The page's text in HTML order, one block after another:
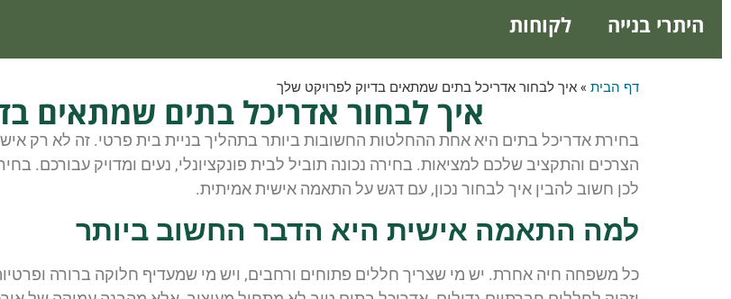
היתרי בנייה
לקוחות
דף הבית » איך לבחור אדריכל בתים שמתאים בדיוק לפרויקט שלך
איך לבחור אדריכל בתים שמתאים
בחירת אדריכל בתים היא אחת ההחלטות החשובות ביותר בתהליך בניית בית פרטי. זה לא רק
הצרכים והתקציב שלכם למציאות. בחירה נכונה תוביל לבית פונקציונלי, נעים ומדויק עבורכם.
לכן חשוב להבין איך לבחור נכון, עם דגש על התאמה אישית אמיתית.
למה התאמה אישית היא הדבר החשוב ביותר
כל משפחה חיה אחרת. יש מי שצריך חללים פתוחים ורחבים, ויש מי שמעדיף חלוקה ברורה